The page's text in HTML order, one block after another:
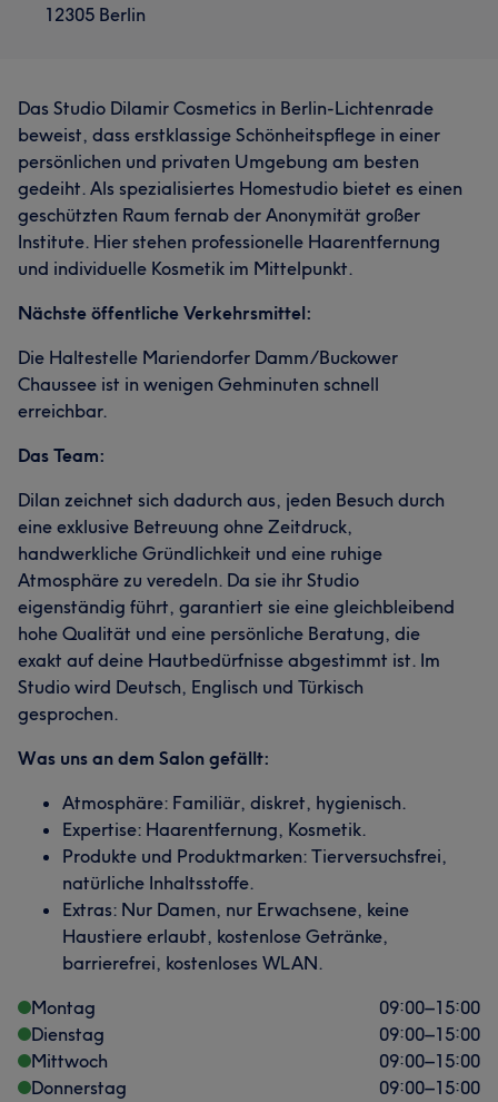
12305 Berlin
Das Studio Dilamir Cosmetics in Berlin-Lichtenrade
beweist, dass erstklassige Schönheitspflege in einer
persönlichen und privaten Umgebung am besten
gedeiht. Als spezialisiertes Homestudio bietet es einen
geschützten Raum fernab der Anonymität großer
Institute. Hier stehen professionelle Haarentfernung
und individuelle Kosmetik im Mittelpunkt.
Nächste öffentliche Verkehrsmittel:
Die Haltestelle Mariendorfer Damm/Buckower
Chaussee ist in wenigen Gehminuten schnell
erreichbar.
Das Team:
Dilan zeichnet sich dadurch aus, jeden Besuch durch
eine exklusive Betreuung ohne Zeitdruck,
handwerkliche Gründlichkeit und eine ruhige
Atmosphäre zu veredeln. Da sie ihr Studio
eigenständig führt, garantiert sie eine gleichbleibend
hohe Qualität und eine persönliche Beratung, die
exakt auf deine Hautbedürfnisse abgestimmt ist. Im
Studio wird Deutsch, Englisch und Türkisch
gesprochen.
Was uns an dem Salon gefällt:
Atmosphäre: Familiär, diskret, hygienisch.
Expertise: Haarentfernung, Kosmetik.
Produkte und Produktmarken: Tierversuchsfrei,
natürliche Inhaltsstoffe.
Extras: Nur Damen, nur Erwachsene, keine
Haustiere erlaubt, kostenlose Getränke,
barrierefrei, kostenloses WLAN.
Montag
09:00–15:00
Dienstag
09:00–15:00
Mittwoch
09:00–15:00
Donnerstag
09:00–15:00